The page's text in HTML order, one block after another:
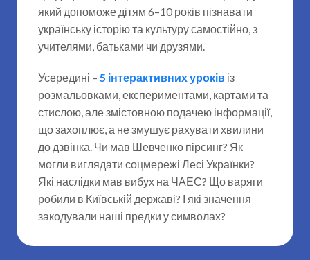
який допоможе дітям 6–10 років пізнавати
українську історію та культуру самостійно, з
учителями, батьками чи друзями.
Усередині – 5 інтерактивних уроків із
розмальовками, експериментами, картами та
стислою, але змістовною подачею інформації,
що захоплює, а не змушує рахувати хвилини
до дзвінка. Чи мав Шевченко пірсинг? Як
могли виглядати соцмережі Лесі Українки?
Які наслідки мав вибух на ЧАЕС? Що варяги
робили в Київській державі? І які значення
закодували наші предки у символах?